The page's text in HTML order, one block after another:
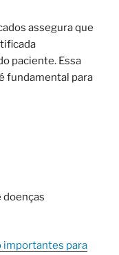
assegura que
paciente. Essa
fundamental para
doenças
importantes para